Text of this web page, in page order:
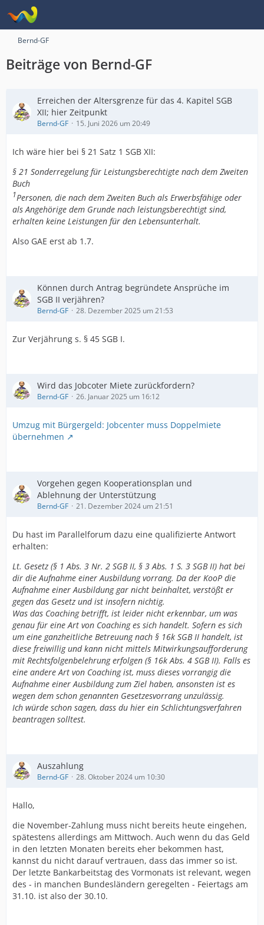
Bernd-GF
Beiträge von Bernd-GF
Erreichen der Altersgrenze für das 4. Kapitel SGB
XII; hier Zeitpunkt
Bernd-GF 15. Juni 2026 um 20:49
Ich wäre hier bei § 21 Satz 1 SGB XII:
§ 21 Sonderregelung für Leistungsberechtigte nach dem Zweiten
Buch
1Personen, die nach dem Zweiten Buch als Erwerbsfähige oder
als Angehörige dem Grunde nach leistungsberechtigt sind,
erhalten keine Leistungen für den Lebensunterhalt.
Also GAE erst ab 1.7.
Können durch Antrag begründete Ansprüche im
SGB II verjähren?
Bernd-GF 28. Dezember 2025 um 21:53
Zur Verjährung s. § 45 SGB I.
Wird das Jobcoter Miete zurückfordern?
Bernd-GF 26. Januar 2025 um 16:12
Umzug mit Bürgergeld: Jobcenter muss Doppelmiete
übernehmen
Vorgehen gegen Kooperationsplan und
Ablehnung der Unterstützung
Bernd-GF 21. Dezember 2024 um 21:51
Du hast im Parallelforum dazu eine qualifizierte Antwort
erhalten:
Lt. Gesetz (§ 1 Abs. 3 Nr. 2 SGB II, § 3 Abs. 1 S. 3 SGB II) hat bei
dir die Aufnahme einer Ausbildung vorrang. Da der KooP die
Aufnahme einer Ausbildung gar nicht beinhaltet, verstößt er
gegen das Gesetz und ist insofern nichtig.
Was das Coaching betrifft, ist leider nicht erkennbar, um was
genau für eine Art von Coaching es sich handelt. Sofern es sich
um eine ganzheitliche Betreuung nach § 16k SGB II handelt, ist
diese freiwillig und kann nicht mittels Mitwirkungsaufforderung
mit Rechtsfolgenbelehrung erfolgen (§ 16k Abs. 4 SGB II). Falls es
eine andere Art von Coaching ist, muss dieses vorrangig die
Aufnahme einer Ausbildung zum Ziel haben, ansonsten ist es
wegen dem schon genannten Gesetzesvorrang unzulässig.
Ich würde schon sagen, dass du hier ein Schlichtungsverfahren
beantragen solltest.
Auszahlung
Bernd-GF 28. Oktober 2024 um 10:30
Hallo,
die November-Zahlung muss nicht bereits heute eingehen,
spätestens allerdings am Mittwoch. Auch wenn du das Geld
in den letzten Monaten bereits eher bekommen hast,
kannst du nicht darauf vertrauen, dass das immer so ist.
Der letzte Bankarbeitstag des Vormonats ist relevant, wegen
des - in manchen Bundesländern geregelten - Feiertags am
31.10. ist also der 30.10.